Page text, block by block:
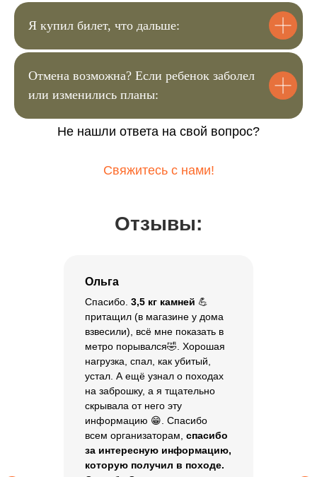
Я купил билет, что дальше:
Отмена возможна? Если ребенок заболел
или изменились планы:
Не нашли ответа на свой вопрос?
Свяжитесь с нами!
Отзывы:
Ольга
Спасибо. 3,5 кг камней 💪
притащил (в магазине у дома
взвесили), всё мне показать в
метро порывался🤣. Хорошая
нагрузка, спал, как убитый,
устал. А ещё узнал о походах
на заброшку, а я тщательно
скрывала от него эту
информацию 😁. Спасибо
всем организаторам, спасибо
за интересную информацию,
которую получил в походе.
Купить билет
Билет для взрослого
Купить билет
Хотите задать
вопрос или
забронировать